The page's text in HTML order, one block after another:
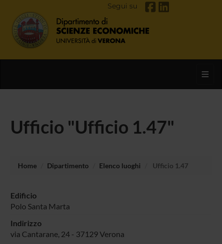
Segui su
Ufficio "Ufficio 1.47"
Home Dipartimento Elenco luoghi Ufficio 1.47
Edificio
Polo Santa Marta
Indirizzo
via Cantarane, 24 - 37129 Verona